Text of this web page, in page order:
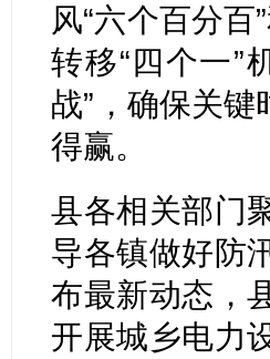
风“六个百分百
转移“四个一”
战”，确保关
得赢。
县各相关部门
导各镇做好防
布最新动态，
开展城乡电力